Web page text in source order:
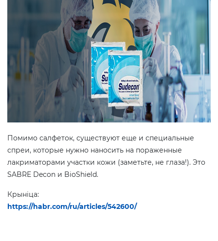
Помимо салфеток, существуют еще и специальные
спреи, которые нужно наносить на пораженные
лакриматорами участки кожи (заметьте, не глаза!). Это
SABRE Decon и BioShield.
Крыніца:
https://habr.com/ru/articles/542600/